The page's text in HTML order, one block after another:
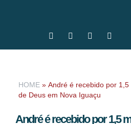
HOME » André é recebido por
de Deus em Nova Iguaçu
André é recebido por 1,5